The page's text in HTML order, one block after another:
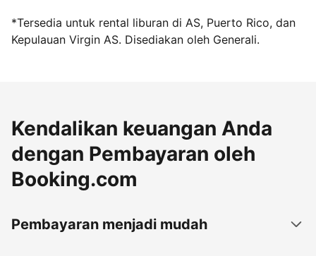
*Tersedia untuk rental liburan di AS, Puerto Rico, dan
Kepulauan Virgin AS. Disediakan oleh Generali.
Kendalikan keuangan Anda
dengan Pembayaran oleh
Booking.com
Pembayaran menjadi mudah